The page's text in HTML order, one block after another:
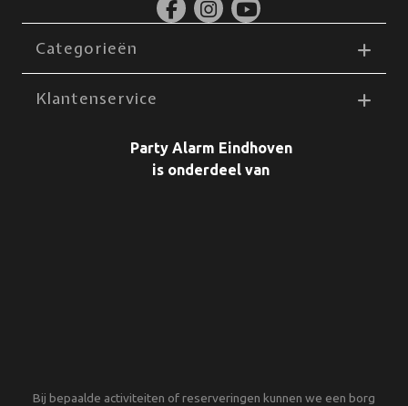
Categorieën
Klantenservice
Party Alarm Eindhoven
is onderdeel van
Bij bepaalde activiteiten of reserveringen kunnen we een borg